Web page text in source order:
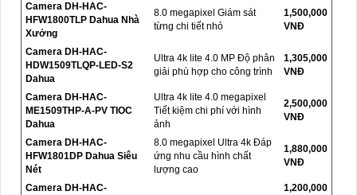
Camera DH-HAC-
HFW1800TLP Dahua Nhà
Xưởng
8.0 megapixel Giám sát
từng chi tiết nhỏ
1,500,000
VNĐ
Camera DH-HAC-
HDW1509TLQP-LED-S2
Dahua
Ultra 4k lite 4.0 MP Độ phân
giải phù hợp cho công trình
1,305,000
VNĐ
Camera DH-HAC-
ME1509THP-A-PV TIOC
Dahua
Ultra 4k lite 4.0 megapixel
Tiết kiệm chi phí với hình
ảnh
2,500,000
VNĐ
Camera DH-HAC-
HFW1801DP Dahua Siêu
Nét
8.0 megapixel Ultra 4k Đáp
ứng nhu cầu hình chất
lượng cao
1,880,000
VNĐ
Camera DH-HAC-
1,200,000